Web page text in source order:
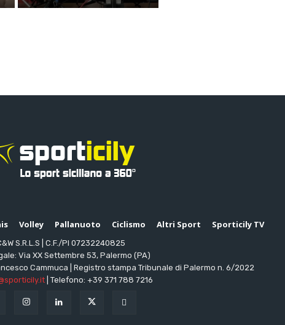
Volley Pallanuoto Ciclismo Altri Sport Sporticily TV
S.R.L.S | C.F./PI 07232240825
Via XX Settembre 53, Palermo (PA)
Cammuca | Registro stampa Tribunale di Palermo n. 6/2022
| Telefono:+39 371 788 7216